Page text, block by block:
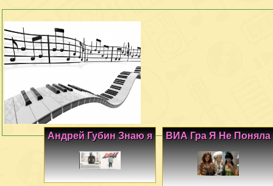
ВИА Гра Я Не Поняла
Андрей Губин Знаю я